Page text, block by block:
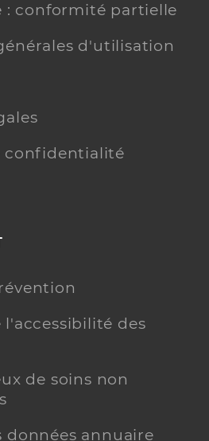
: conformité partielle
d'utilisation
confidentialité
des
de soins non
données annuaire